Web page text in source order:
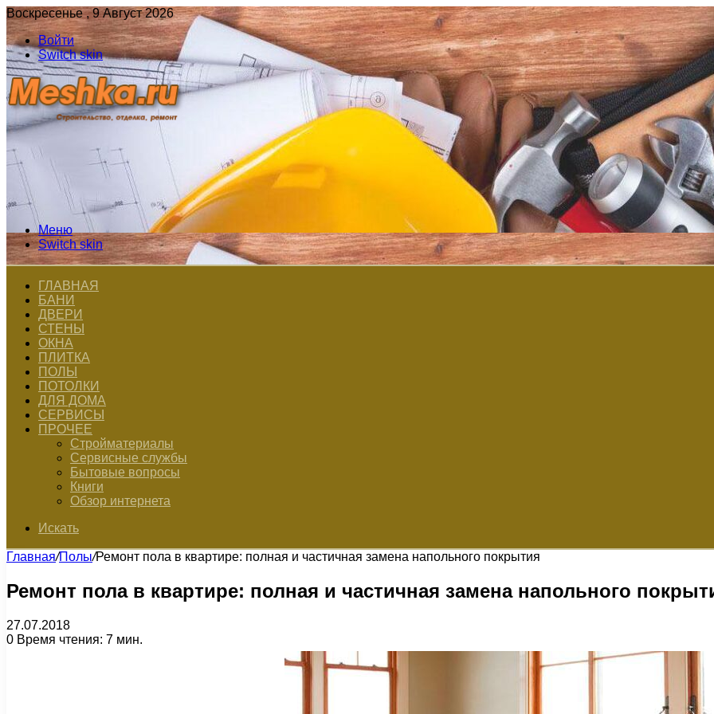
Воскресенье , 9 Август 2026
Войти
Switch skin
Меню
Switch skin
ГЛАВНАЯ
БАНИ
ДВЕРИ
СТЕНЫ
ОКНА
ПЛИТКА
ПОЛЫ
ПОТОЛКИ
ДЛЯ ДОМА
СЕРВИСЫ
ПРОЧЕЕ
Стройматериалы
Сервисные службы
Бытовые вопросы
Книги
Обзор интернета
Искать
Главная/Полы/Ремонт пола в квартире: полная и частичная замена напольного покрытия
Ремонт пола в квартире: полная и частичная замена напольного
27.07.2018
0 Время чтения: 7 мин.